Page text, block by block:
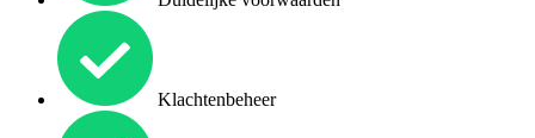
Klachtenbeheer